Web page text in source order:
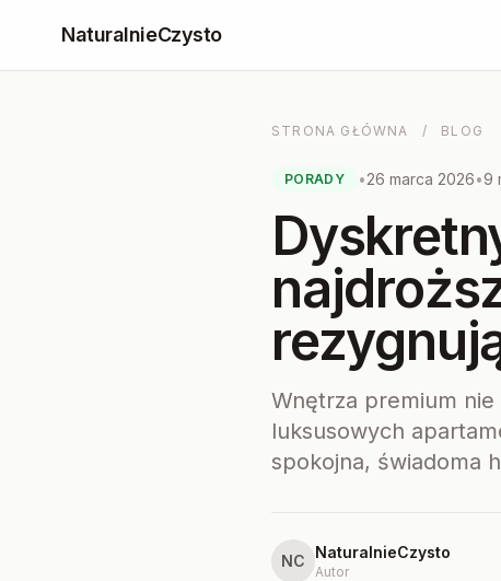
NaturalnieCzysto
STRONA GŁÓWNA / BLOG
PORADY •26 marca 2026•9
Wnętrza premium
luksusowych
spokojna, świadoma
NC NaturalnieCzysto
Autor